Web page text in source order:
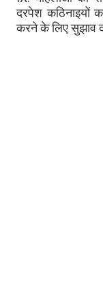
दरपेश कठिनाइयों
करने के लिए सुझाव